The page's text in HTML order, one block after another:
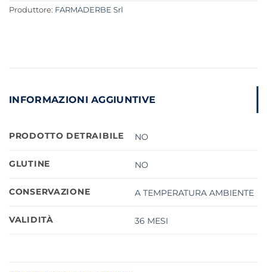
Produttore: FARMADERBE Srl
INFORMAZIONI AGGIUNTIVE
PRODOTTO DETRAIBILE NO
GLUTINE NO
CONSERVAZIONE A TEMPERATURA AMBIENTE
VALIDITÀ 36 MESI